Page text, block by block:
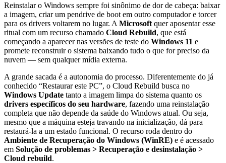
Reinstalar o Windows sempre foi sinônimo de dor de cabeça: baixar
a imagem, criar um pendrive de boot em outro computador e torcer
para os drivers voltarem no lugar. A Microsoft quer aposentar esse
ritual com um recurso chamado Cloud Rebuild, que está
começando a aparecer nas versões de teste do Windows 11 e
promete reconstruir o sistema baixando tudo o que for preciso da
nuvem — sem qualquer mídia externa.
A grande sacada é a autonomia do processo. Diferentemente do já
conhecido “Restaurar este PC”, o Cloud Rebuild busca no
Windows Update tanto a imagem limpa do sistema quanto os
drivers específicos do seu hardware, fazendo uma reinstalação
completa que não depende da saúde do Windows atual. Ou seja,
mesmo que a máquina esteja travando na inicialização, dá para
restaurá-la a um estado funcional. O recurso roda dentro do
Ambiente de Recuperação do Windows (WinRE) e é acessado
em Solução de problemas > Recuperação e desinstalação >
Cloud rebuild.